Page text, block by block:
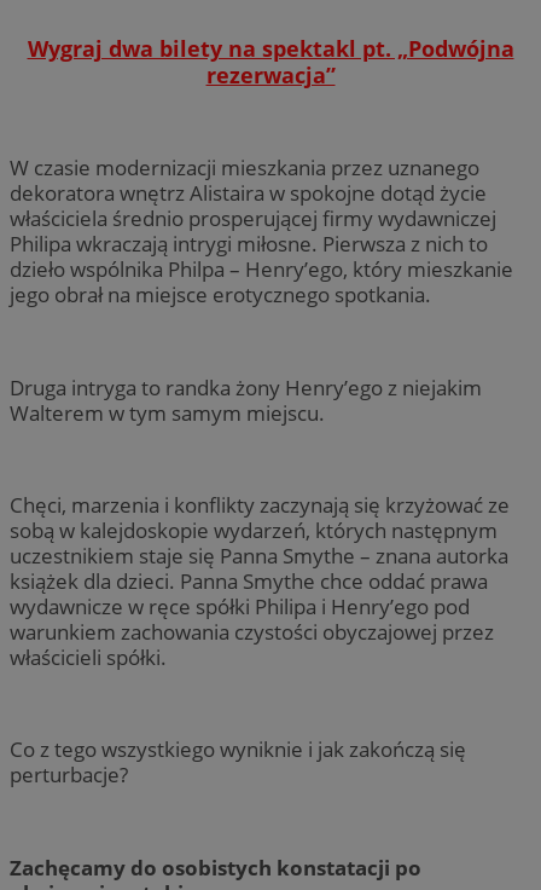
Wygraj dwa bilety na spektakl pt. „Podwójna
rezerwacja”
W czasie modernizacji mieszkania przez uznanego
dekoratora wnętrz Alistaira w spokojne dotąd życie
właściciela średnio prosperującej firmy wydawniczej
Philipa wkraczają intrygi miłosne. Pierwsza z nich to
dzieło wspólnika Philpa – Henry’ego, który mieszkanie
jego obrał na miejsce erotycznego spotkania.
Druga intryga to randka żony Henry’ego z niejakim
Walterem w tym samym miejscu.
Chęci, marzenia i konflikty zaczynają się krzyżować ze
sobą w kalejdoskopie wydarzeń, których następnym
uczestnikiem staje się Panna Smythe – znana autorka
książek dla dzieci. Panna Smythe chce oddać prawa
wydawnicze w ręce spółki Philipa i Henry’ego pod
warunkiem zachowania czystości obyczajowej przez
właścicieli spółki.
Co z tego wszystkiego wyniknie i jak zakończą się
perturbacje?
Zachęcamy do osobistych konstatacji po